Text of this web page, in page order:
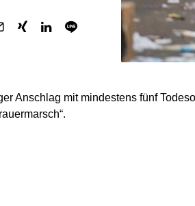
Anschlag mit mindestens fünf